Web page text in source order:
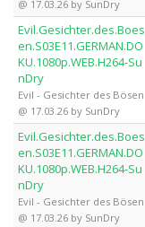
@ 17.03.26 by SunDry
Evil.Gesichter.des.Boes
en.S03E11.GERMAN.DO
KU.1080p.WEB.H264-Su
nDry
Evil - Gesichter des Bösen
@ 17.03.26 by SunDry
Evil.Gesichter.des.Boes
en.S03E11.GERMAN.DO
KU.1080p.WEB.H264-Su
nDry
Evil - Gesichter des Bösen
@ 17.03.26 by SunDry